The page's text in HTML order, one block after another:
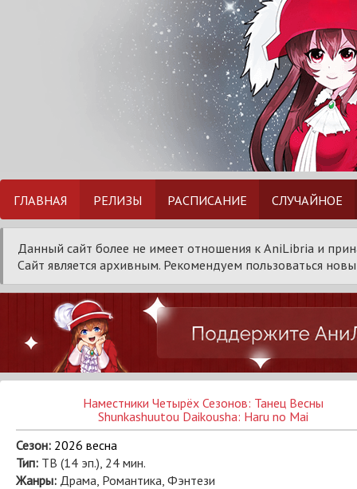
ГЛАВНАЯ РЕЛИЗЫ РАСПИСАНИЕ СЛУЧАЙНОЕ
Данный сайт более не имеет отношения к AniLibria и
Сайт является архивным. Рекомендуем пользоваться
Наместники Четырёх Сезонов: Танец Весны
Shunkashuutou Daikousha: Haru no Mai
Сезон: 2026 весна
Тип: ТВ (14 эп.), 24 мин.
Жанры: Драма, Романтика, Фэнтези